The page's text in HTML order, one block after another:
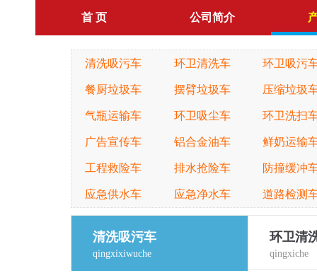
首 页 公司简介
清洗吸污车 环卫清洗车 环卫吸污
餐厨垃圾车 摆臂垃圾车 压缩垃圾
气瓶运输车 环卫吸尘车 环卫洗扫
广告宣传车 铝合金油车 鲜奶运输
工程救险车 排水抢险车 防撞缓冲
应急供水车 应急净水车 道路检测
清洗吸污车
qingxixiwuche
环卫清
qingxiche